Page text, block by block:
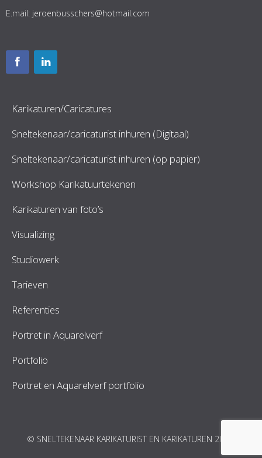
E.mail: jeroenbusschers@hotmail.com
Karikaturen/Caricatures
Sneltekenaar/caricaturist inhuren (Digitaal)
Sneltekenaar/caricaturist inhuren (op papier)
Workshop Karikatuurtekenen
Karikaturen van foto’s
Visualizing
Studiowerk
Tarieven
Referenties
Portret in Aquarelverf
Portfolio
Portret en Aquarelverf portfolio
© SNELTEKENAAR KARIKATURIST EN KARIKATUREN 2026.